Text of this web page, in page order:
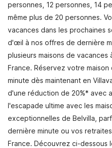
personnes, 12 personnes, 14
même plus de 20 personnes.
vacances dans les prochaines
d'œil à nos offres de dernière
plusieurs maisons de vacances
France. Réservez votre
minute dès maintenant en
d'une réduction de 20%* avec
l'escapade ultime avec les
exceptionnelles de Belvilla,
dernière minute ou vos
France. Découvrez ci-dessous